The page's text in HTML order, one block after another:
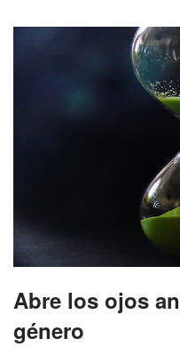
Abre los ojos
género